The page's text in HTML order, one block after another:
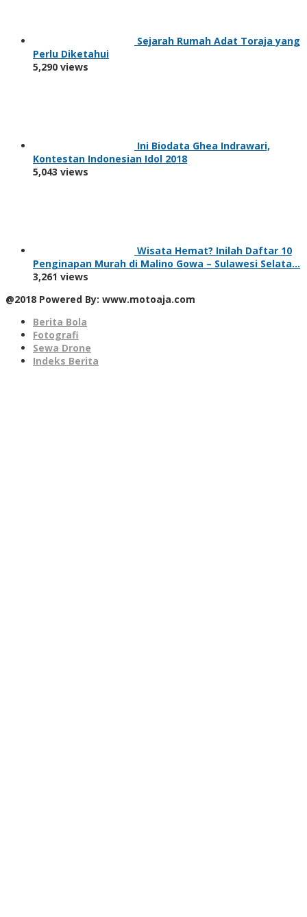
Sejarah Rumah Adat Toraja yang
Perlu Diketahui
5,290 views
Ini Biodata Ghea Indrawari,
Kontestan Indonesian Idol 2018
5,043 views
Wisata Hemat? Inilah Daftar 10
Penginapan Murah di Malino Gowa – Sulawesi Selata…
3,261 views
@2018 Powered By: www.motoaja.com
Berita Bola
Fotografi
Sewa Drone
Indeks Berita